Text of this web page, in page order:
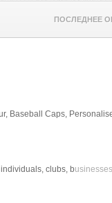
ПОСЛЕДНЕЕ
Baseball Caps,
clubs, b